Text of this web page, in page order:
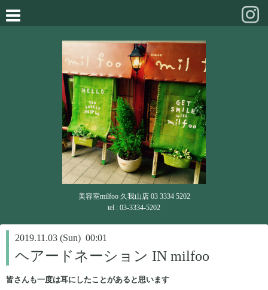
美容室milfoo 久我山店 03 3334 5202
tel : 03-3334-5202
2019.11.03 (Sun) 00:01
ヘアードネーション IN milfoo
皆さんも一度は耳にしたことがあると思います